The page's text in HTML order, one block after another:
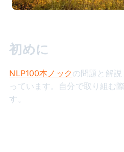
初めに
NLP100本ノックの問題と解
っています。自分で取り組む
す。